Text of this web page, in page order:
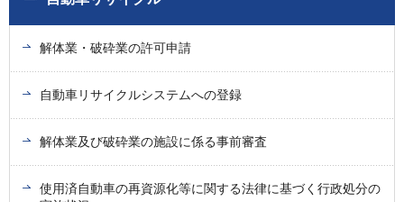
解体業・破砕業の許可申請
自動車リサイクルシステムへの登録
解体業及び破砕業の施設に係る事前審査
使用済自動車の再資源化等に関する法律に基づく行政処分の